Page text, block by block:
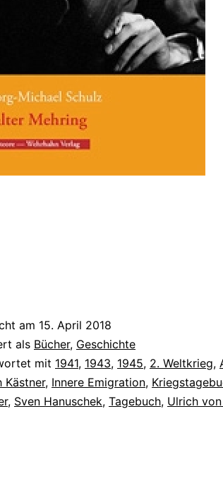
am 15. April 2018
als Bücher, Geschichte
mit 1941, 1943, 1945, 2. Weltkrieg,
Kästner, Innere Emigration,
, Sven Hanuschek, Tagebuch, Ulrich